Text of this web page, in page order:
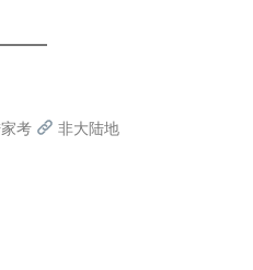
考
非大陆地